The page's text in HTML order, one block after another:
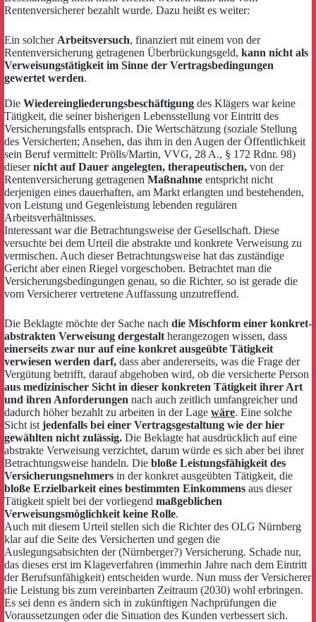
Rentenversicherer bezahlt wurde. Dazu heißt es weiter:
Ein solcher Arbeitsversuch, finanziert mit einem von der
Rentenversicherung getragenen Überbrückungsgeld, kann nicht als
Verweisungstätigkeit im Sinne der Vertragsbedingungen
gewertet werden.
Die Wiedereingliederungsbeschäftigung des Klägers war keine
Tätigkeit, die seiner bisherigen Lebensstellung vor Eintritt des
Versicherungsfalls entsprach. Die Wertschätzung (soziale Stellung
des Versicherten; Ansehen, das ihm in den Augen der Öffentlichkeit
sein Beruf vermittelt: Prölls/Martin, VVG, 28 A., § 172 Rdnr. 98)
diesernicht auf Dauer angelegten, therapeutischen, von der
Rentenversicherung getragenen Maßnahme entspricht nicht
derjenigen eines dauerhaften, am Markt erlangten und bestehenden,
von Leistung und Gegenleistung lebenden regulären
Arbeitsverhältnisses.
Interessant war die Betrachtungsweise der Gesellschaft. Diese
versuchte bei dem Urteil die abstrakte und konkrete Verweisung zu
vermischen. Auch dieser Betrachtungsweise hat das zuständige
Gericht aber einen Riegel vorgeschoben. Betrachtet man die
Versicherungsbedingungen genau, so die Richter, so ist gerade die
vom Versicherer vertretene Auffassung unzutreffend.
Die Beklagte möchte der Sache nach die Mischform einer konkret-
abstrakten Verweisung dergestalt herangezogen wissen, dass
einerseits zwar nur auf eine konkret ausgeübte Tätigkeit
verwiesen werden darf, dass aber andererseits, was die Frage der
Vergütung betrifft, darauf abgehoben wird, ob die versicherte Person
aus medizinischer Sicht in dieser konkreten Tätigkeit ihrer Art
und ihren Anforderungen nach auch zeitlich umfangreicher und
dadurch höher bezahlt zu arbeiten in der Lage wäre. Eine solche
Sicht ist jedenfalls bei einer Vertragsgestaltung wie der hier
gewählten nicht zulässig. Die Beklagte hat ausdrücklich auf eine
abstrakte Verweisung verzichtet, darum würde es sich aber bei ihrer
Betrachtungsweise handeln. Die bloße Leistungsfähigkeit des
Versicherungsnehmers in der konkret ausgeübten Tätigkeit, die
bloße Erzielbarkeit eines bestimmten Einkommens aus dieser
Tätigkeit spielt bei der vorliegend maßgeblichen
Verweisungsmöglichkeit keine Rolle.
Auch mit diesem Urteil stellen sich die Richter des OLG Nürnberg
klar auf die Seite des Versicherten und gegen die
Auslegungsabsichten der (Nürnberger?) Versicherung. Schade nur,
das dieses erst im Klageverfahren (immerhin Jahre nach dem Eintritt
der Berufsunfähigkeit) entscheiden wurde. Nun muss der Versicherer
die Leistung bis zum vereinbarten Zeitraum (2030) wohl erbringen.
Es sei denn es ändern sich in zukünftigen Nachprüfungen die
Voraussetzungen oder die Situation des Kunden verbessert sich.